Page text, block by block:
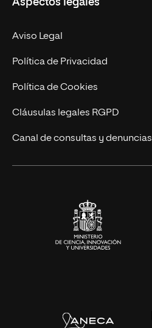
Doctorados
Experto Universitario
Postgrados
Cursos Universitarios
Facultades
Nuestro Equipo
Trabaja en UNIR
Actualidad
UNIR Revista
Eventos
Aspectos legales
Aviso Legal
Política de Privacidad
Política de Cookies
Cláusulas legales RGPD
Canal de consultas y denuncias